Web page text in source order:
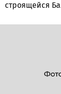
строящейся